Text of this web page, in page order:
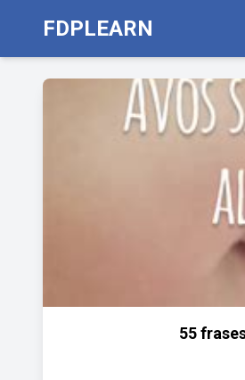
FDPLEARN
55